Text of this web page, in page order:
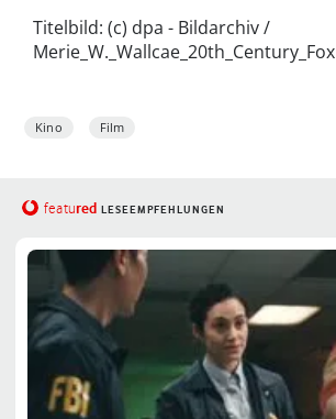
Titelbild: (c) dpa - Bildarchiv /
Merie_W._Wallcae_20th_Century_Fox
Kino Film
featured LESEEMPFEHLUNGEN